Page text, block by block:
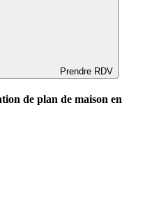
Prendre RDV
de plan de maison en